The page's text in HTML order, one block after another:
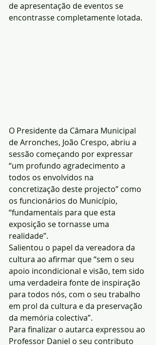
de apresentação de eventos se
encontrasse completamente lotada.
O Presidente da Câmara Municipal
de Arronches, João Crespo, abriu a
sessão começando por expressar
“um profundo agradecimento a
todos os envolvidos na
concretização deste projecto” como
os funcionários do Município,
“fundamentais para que esta
exposição se tornasse uma
realidade”.
Salientou o papel da vereadora da
cultura ao afirmar que “sem o seu
apoio incondicional e visão, tem sido
uma verdadeira fonte de inspiração
para todos nós, com o seu trabalho
em prol da cultura e da preservação
da memória colectiva”.
Para finalizar o autarca expressou ao
Professor Daniel o seu contributo